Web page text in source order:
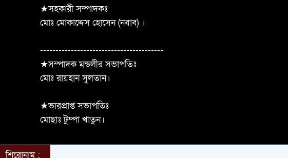
★সহকারী সম্পাদকঃ
মোঃ মোকাদ্দেস হোসেন (নবাব) ।
----------------------------------------
★সম্পাদক মন্ডলীর সভাপতিঃ
মোঃ রায়হান সুলতান।
★ভারপ্রাপ্ত সভাপতিঃ
মোছাঃ টুম্পা খাতুন।
শিরোনাম :